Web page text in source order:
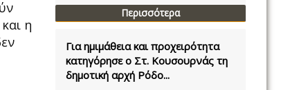
η
Περισσότερα
Για ημιμάθεια και προχειρότητα
κατηγόρησε ο Στ. Κουσουρνάς τη
δημοτική αρχή Ρόδο...